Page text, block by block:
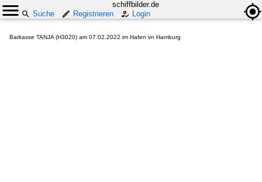
schiffbilder.de
Suche
Registrieren Login
Barkasse TANJA (H3020) am 07.02.2022 im Hafen vn Hamburg